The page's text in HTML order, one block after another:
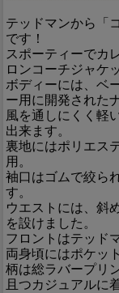
テッドマンから「
です！
スポーティーでカ
ロンコーチジャケ
ボディーには、ベ
ー用に開発された
風を通しにくく軽
出来ます。
裏地にはポリエス
用。
袖口はゴムで絞ら
す。
ウエストには、斜
を設けました。
フロントはテッド
両身頃にはポケッ
柄は総ラバープリ
且つカジュアルに